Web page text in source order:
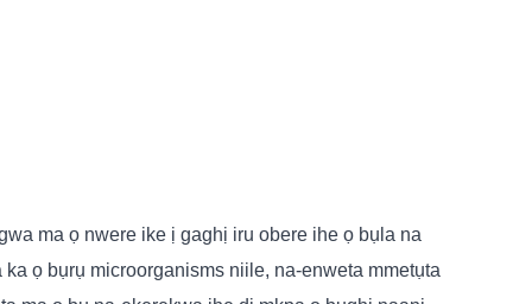
ma ọ nwere ike ị gaghị iru obere ihe ọ bụla na
ọ bụrụ microorganisms niile, na-enweta mmetụta